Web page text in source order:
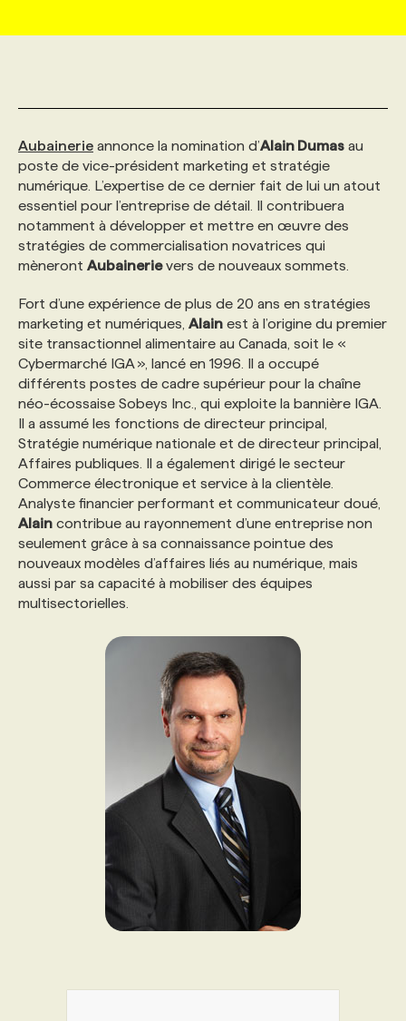
AFFAIRES DE L'INDUSTRIE
INITIATIVES NUMÉRIQUES
PRIX ET DISTINCTIONS
WEB & MÉDIAS SOCIAUX
MARKETING DURABLE
GEO/SEO
NOS AUTEUR‧RICES
INFOLETTRE PUBLICITÉ
ANNONCEZ AVEC NOUS
CONSULTER LA CVTHÈQUE
PROFIL ENTREPRISE
FAQ
VOIR LES OFFRES
PROFIL CANDIDAT
FAQ
ANNONCEZ AVEC NOUS
NOS FORMATIONS EN LIGNE
NOS PARCOURS DE FORMATIONS
FORMATIONS PERSONNALISÉES
POURQUOI CHOISIR NOS FORMATIONS
NOS TARIFS
PROGRAMMES DE SUBVENTIONS
FAQ
ANNONCEZ AVEC NOUS
CHASSE DE TÊTE
SERVICE DE CHASSE DE TÊTE
NOS TARIFS
FAQ
ANNONCEZ AVEC NOUS
Aubainerie annonce la nomination d’Alain Dumas au
poste de vice-président marketing et stratégie
numérique. L’expertise de ce dernier fait de lui un atout
essentiel pour l’entreprise de détail. Il contribuera
notamment à développer et mettre en œuvre des
stratégies de commercialisation novatrices qui
mèneront Aubainerievers de nouveaux sommets.
Fort d’une expérience de plus de 20 ans en stratégies
marketing et numériques, Alain est à l’origine du premier
site transactionnel alimentaire au Canada, soit le «
Cybermarché IGA », lancé en 1996. Il a occupé
différents postes de cadre supérieur pour la chaîne
néo-écossaise Sobeys Inc., qui exploite la bannière IGA.
Il a assumé les fonctions de directeur principal,
Stratégie numérique nationale et de directeur principal,
Affaires publiques. Il a également dirigé le secteur
Commerce électronique et service à la clientèle.
Analyste financier performant et communicateur doué,
Alain contribue au rayonnement d’une entreprise non
seulement grâce à sa connaissance pointue des
nouveaux modèles d’affaires liés au numérique, mais
aussi par sa capacité à mobiliser des équipes
multisectorielles.